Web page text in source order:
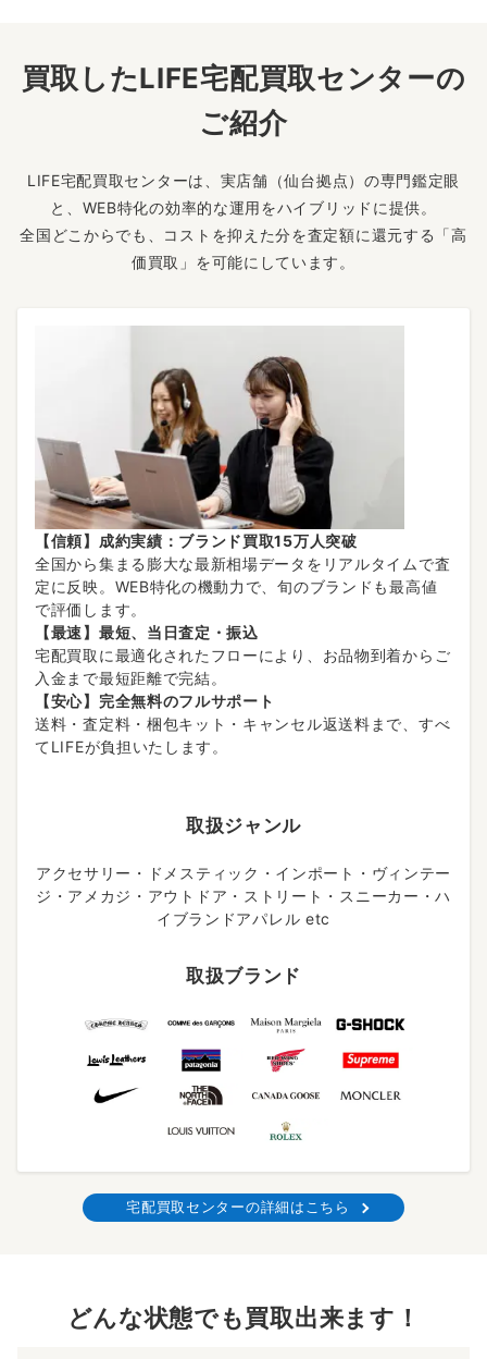
買取したLIFE宅配買取センターの
ご紹介
LIFE宅配買取センターは、実店舗（仙台拠点）の専門鑑定眼
と、WEB特化の効率的な運用をハイブリッドに提供。
全国どこからでも、コストを抑えた分を査定額に還元する「高
価買取」を可能にしています。
【信頼】成約実績：ブランド買取15万人突破
全国から集まる膨大な最新相場データをリアルタイムで査
定に反映。WEB特化の機動力で、旬のブランドも最高値
で評価します。
【最速】最短、当日査定・振込
宅配買取に最適化されたフローにより、お品物到着からご
入金まで最短距離で完結。
【安心】完全無料のフルサポート
送料・査定料・梱包キット・キャンセル返送料まで、すべ
てLIFEが負担いたします。
取扱ジャンル
アクセサリー・ドメスティック・インポート・ヴィンテー
ジ・アメカジ・アウトドア・ストリート・スニーカー・ハ
イブランドアパレル etc
取扱ブランド
宅配買取センターの詳細はこちら
どんな状態でも買取出来ます！